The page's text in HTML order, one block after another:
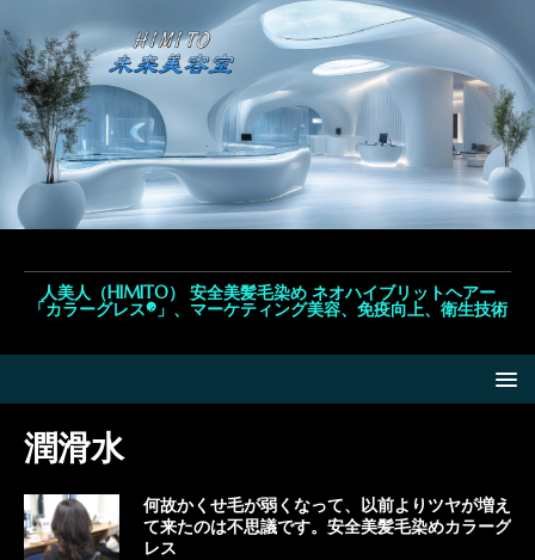
人美人（HIMITO） 安全美髪毛染め ネオハイブリットヘアー
「カラーグレス®」、マーケティング美容、免疫向上、衛生技術
潤滑水
何故かくせ毛が弱くなって、以前よりツヤが増え
て来たのは不思議です。安全美髪毛染めカラーグ
レス